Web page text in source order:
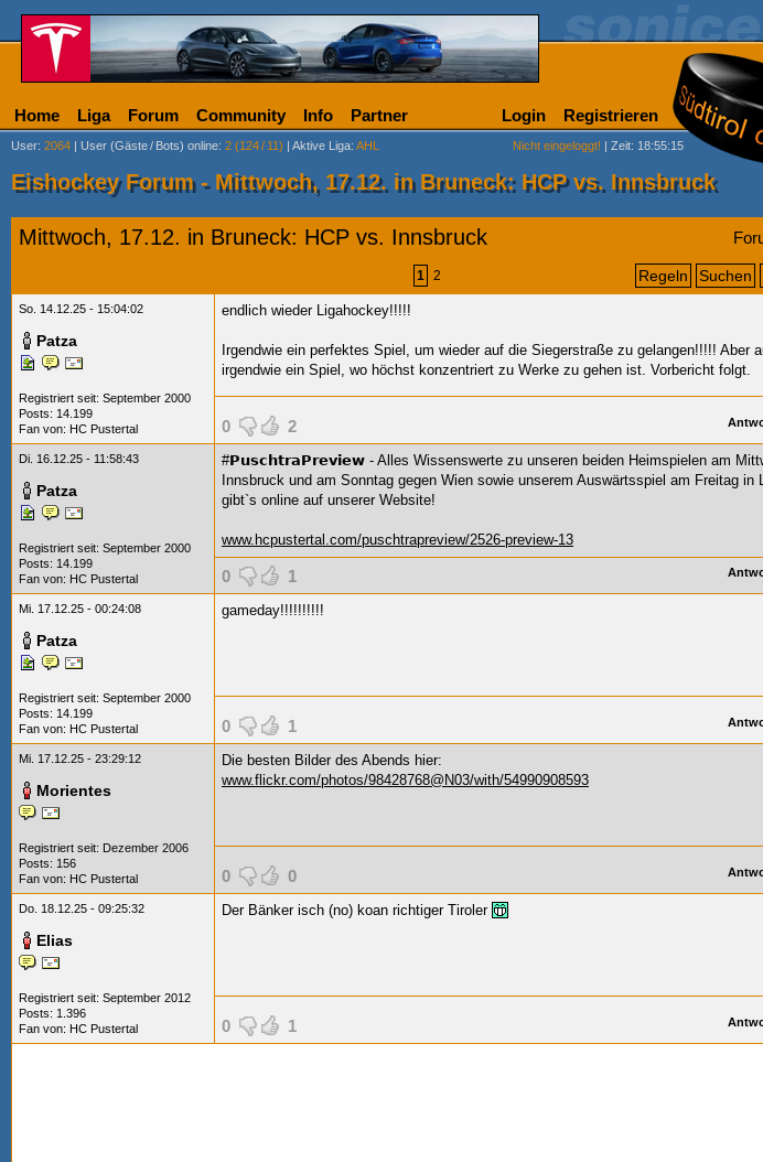
Home Liga Forum Community Info Partner Login Registrieren
User: 2064 | User (Gäste/ Bots) online: 2 (124/ 11) | Aktive Liga: AHL Nicht eingeloggt! | Zeit: 18:55:15
Eishockey Forum - Mittwoch, 17.12. in Bruneck: HCP vs. Innsbruck
Mittwoch, 17.12. in Bruneck: HCP vs. Innsbruck
1 2 Regeln Suchen
So. 14.12.25 - 15:04:02
Patza
Registriert seit: September 2000
Posts: 14.199
Fan von: HC Pustertal
endlich wieder Ligahockey!!!!!
Irgendwie ein perfektes Spiel, um wieder auf die Siegerstraße zu gelangen!!!!! Aber
irgendwie ein Spiel, wo höchst konzentriert zu Werke zu gehen ist. Vorbericht folgt.
0 2
Di. 16.12.25 - 11:58:43
Patza
Registriert seit: September 2000
Posts: 14.199
Fan von: HC Pustertal
#𝗣𝘂𝘀𝗰𝗵𝘁𝗿𝗮𝗣𝗿𝗲𝘃𝗶𝗲𝘄 - Alles Wissenswerte zu unseren beiden Heimspielen am
Innsbruck und am Sonntag gegen Wien sowie unserem Auswärtsspiel am Freitag in
gibt`s online auf unserer Website!
www.hcpustertal.com/puschtrapreview/2526-preview-13
0 1
Mi. 17.12.25 - 00:24:08
Patza
Registriert seit: September 2000
Posts: 14.199
Fan von: HC Pustertal
gameday!!!!!!!!!!
0 1
Mi. 17.12.25 - 23:29:12
Morientes
Registriert seit: Dezember 2006
Posts: 156
Fan von: HC Pustertal
Die besten Bilder des Abends hier:
www.flickr.com/photos/98428768@N03/with/54990908593
0 0
Do. 18.12.25 - 09:25:32
Elias
Registriert seit: September 2012
Posts: 1.396
Fan von: HC Pustertal
Der Bänker isch (no) koan richtiger Tiroler
0 1